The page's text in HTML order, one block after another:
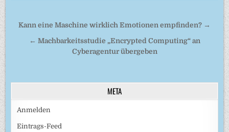
Beitragsnavigation
Kann eine Maschine wirklich Emotionen empfinden? →
← Machbarkeitsstudie „Encrypted Computing“ an
Cyberagentur übergeben
META
Anmelden
Eintrags-Feed